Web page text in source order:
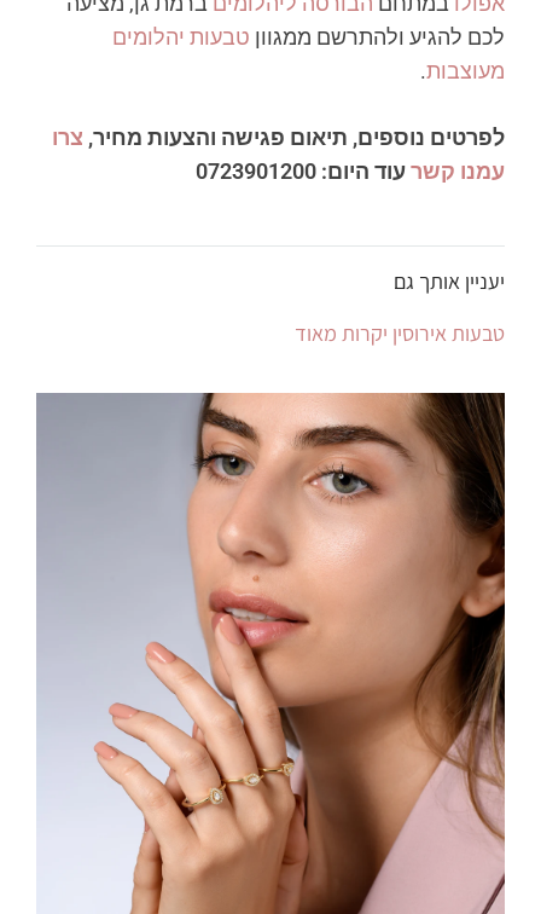
לכם להגיע ולהתרשם ממגוון טבעות יהלומים
מעוצבות.
לפרטים נוספים, תיאום פגישה והצעות מחיר, צרו
עמנו קשרעוד היום: 0723901200
יעניין אותך גם
טבעות אירוסין יקרות מאוד